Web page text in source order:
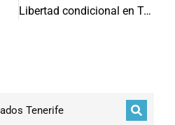
Libertad condicional en Tenerife